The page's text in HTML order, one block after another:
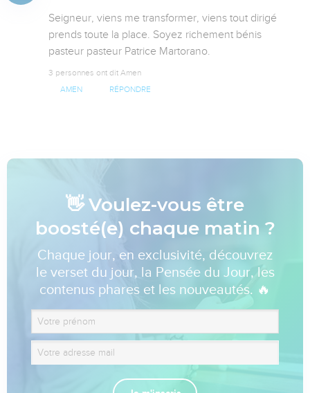
Seigneur, viens me transformer, viens tout dirigé
prends toute la place. Soyez richement bénis
pasteur pasteur Patrice Martorano.
3 personnes ont dit Amen
AMEN RÉPONDRE
👋 Voulez-vous être
boosté(e) chaque matin ?
Chaque jour, en exclusivité, découvrez
le verset du jour, la Pensée du Jour, les
contenus phares et les nouveautés. 🔥